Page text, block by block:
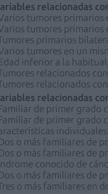
relacionadas
tumores primarios
tumores primarios
primarios
tumores en un
inferior a la
relacionados
relacionados
relacionadas
de primer grado
de primer grado
o más familiares de
o más familiares de
conocido de
o más familiares de
o más familiares en